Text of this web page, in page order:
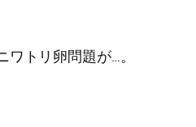
トリ卵問題が…。